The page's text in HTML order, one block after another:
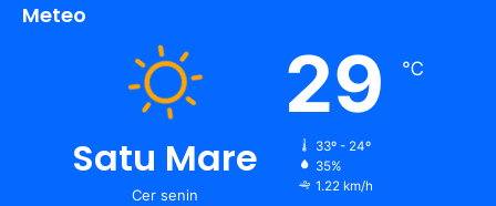
Meteo
Satu Mare
Cer senin
29 ℃
33º - 24º
35%
1.22 km/h